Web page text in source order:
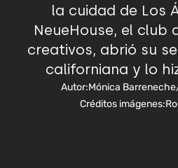
la cuidad de Los
NeueHouse, el club
creativos, abrió su
californiana y lo
Autor:Mónica Barreneche
Créditos imágenes: